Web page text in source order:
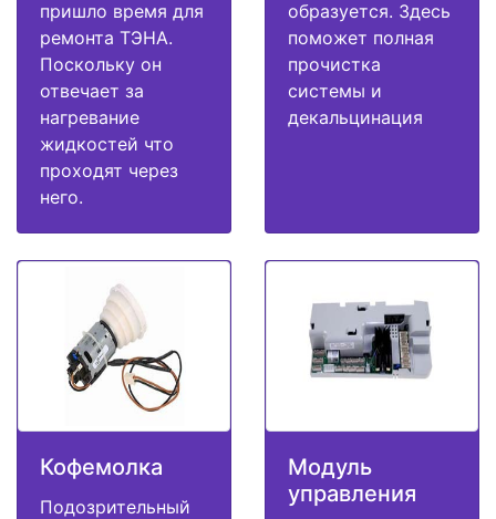
пришло время для
ремонта ТЭНА.
Поскольку он
отвечает за
нагревание
жидкостей что
проходят через
него.
образуется. Здесь
поможет полная
прочистка
системы и
декальцинация
Кофемолка
Подозрительный
Модуль
управления